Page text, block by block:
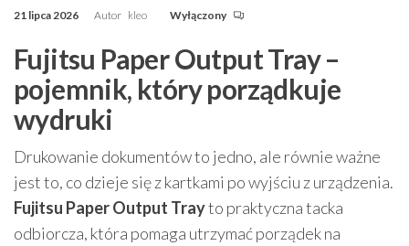
21 lipca 2026 Autor kleo Wyłączony
Fujitsu Paper Output Tray –
pojemnik, który porządkuje
wydruki
Drukowanie dokumentów to jedno, ale równie ważne
jest to, co dzieje się z kartkami po wyjściu z urządzenia.
Fujitsu Paper Output Trayto praktyczna tacka
odbiorcza, która pomaga utrzymać porządek na